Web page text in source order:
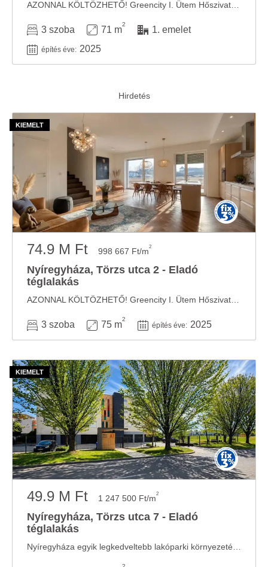
3 szoba 71 m
2
1. emelet
építés éve: 2025
74.9 M Ft 998 667 Ft/m2
Nyíregyháza, Törzs utca 2 - Eladó
téglalakás
3 szoba 75 m
2
építés éve: 2025
49.9 M Ft 1 247 500 Ft/m2
Nyíregyháza, Törzs utca 7 - Eladó
téglalakás